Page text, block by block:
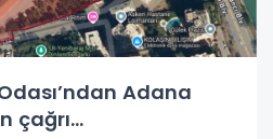
Adana
çağrı…